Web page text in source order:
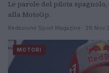
Le parole del pilota
alla MotoGp.
Redazione Sport Magazine · 26 Nov
MOTORI